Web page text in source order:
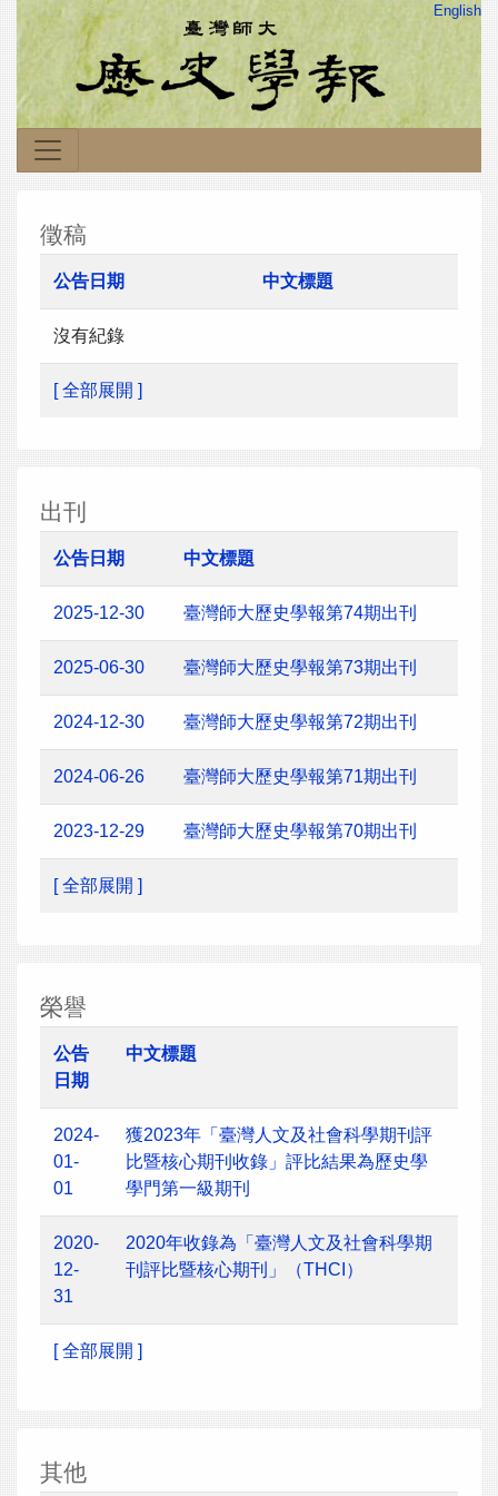
English
徵稿
公告日期 中文標題
沒有紀錄
[ 全部展開 ]
出刊
公告日期 中文標題
2025-12-30 臺灣師大歷史學報第74期出刊
2025-06-30 臺灣師大歷史學報第73期出刊
2024-12-30 臺灣師大歷史學報第72期出刊
2024-06-26 臺灣師大歷史學報第71期出刊
2023-12-29 臺灣師大歷史學報第70期出刊
[ 全部展開 ]
榮譽
公告
日期
中文標題
2024-
01-
01
獲2023年「臺灣人文及社會科學期刊評
比暨核心期刊收錄」評比結果為歷史學
學門第一級期刊
2020-
12-
31
2020年收錄為「臺灣人文及社會科學期
刊評比暨核心期刊」（THCI）
[ 全部展開 ]
其他